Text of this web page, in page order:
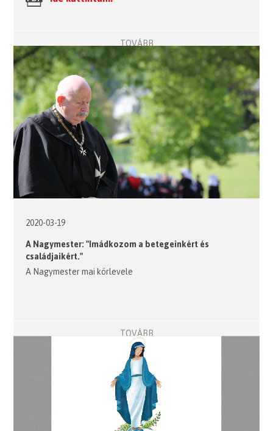
TOVÁBB
2020-03-19
A Nagymester: "Imádkozom a betegeinkért és
családjaikért."
A Nagymester mai körlevele
TOVÁBB